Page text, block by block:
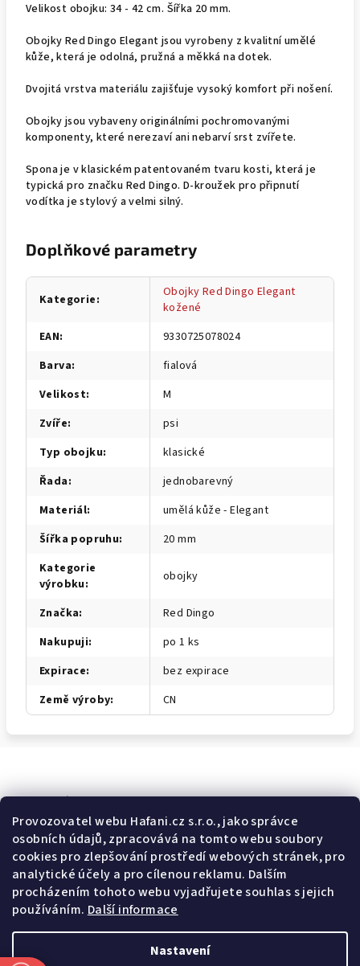
Provozovatel webu Hafani.cz s.r.o., jako správce
osobních údajů, zpracovává na tomto webu soubory
cookies pro zlepšování prostředí webových stránek, pro
analytické účely a pro cílenou reklamu. Dalším
procházením tohoto webu vyjadřujete souhlas s jejich
používáním. Další informace
Nastavení
Velikost obojku: 34 - 42 cm. Šířka 20 mm.
Obojky Red Dingo Elegant jsou vyrobeny z kvalitní umělé
kůže, která je odolná, pružná a měkká na dotek.
Dvojitá vrstva materiálu zajišťuje vysoký komfort při nošení.
Obojky jsou vybaveny originálními pochromovanými
komponenty, které nerezaví ani nebarví srst zvířete.
Spona je v klasickém patentovaném tvaru kosti, která je
typická pro značku Red Dingo. D-kroužek pro připnutí
vodítka je stylový a velmi silný.
Doplňkové parametry
Kategorie:
Obojky Red Dingo Elegant
kožené
EAN:
9330725078024
Barva:
fialová
Velikost:
M
Zvíře:
psi
Typ obojku:
klasické
Řada:
jednobarevný
Materiál:
umělá kůže - Elegant
Šířka popruhu:
20 mm
Kategorie
výrobku: obojky
Značka:
Red Dingo
Nakupuji:
po 1 ks
Expirace:
bez expirace
Země výroby: CN
Odebírat newsletter
E-mail
Potvrzuji souhlas svšeobecnými obchodními podmínkami a
spodmínkami zpracovávání a ochrany osobních údajů .
Přihlásit se